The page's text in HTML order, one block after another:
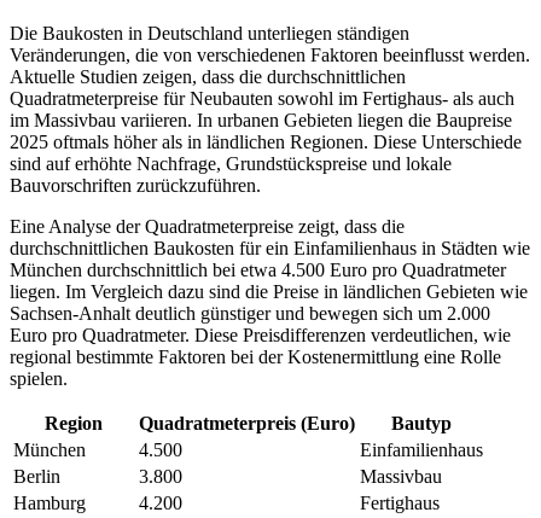
Die Baukosten in Deutschland unterliegen ständigen
Veränderungen, die von verschiedenen Faktoren beeinflusst werden.
Aktuelle Studien zeigen, dass die durchschnittlichen
Quadratmeterpreise für Neubauten sowohl im Fertighaus- als auch
im Massivbau variieren. In urbanen Gebieten liegen die Baupreise
2025 oftmals höher als in ländlichen Regionen. Diese Unterschiede
sind auf erhöhte Nachfrage, Grundstückspreise und lokale
Bauvorschriften zurückzuführen.
Eine Analyse der Quadratmeterpreise zeigt, dass die
durchschnittlichen Baukosten für ein Einfamilienhaus in Städten wie
München durchschnittlich bei etwa 4.500 Euro pro Quadratmeter
liegen. Im Vergleich dazu sind die Preise in ländlichen Gebieten wie
Sachsen-Anhalt deutlich günstiger und bewegen sich um 2.000
Euro pro Quadratmeter. Diese Preisdifferenzen verdeutlichen, wie
regional bestimmte Faktoren bei der Kostenermittlung eine Rolle
spielen.
Region Quadratmeterpreis (Euro)
Bautyp
München
4.500
Einfamilienhaus
Berlin
3.800
Massivbau
Hamburg
4.200
Fertighaus